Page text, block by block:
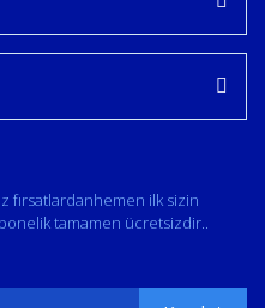
fırsatlardanhemen ilk sizin
tamamen ücretsizdir..